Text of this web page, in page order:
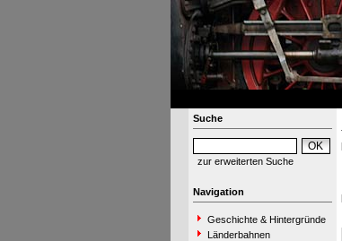
Suche
zur erweiterten Suche
Navigation
Geschichte & Hintergründe
Länderbahnen